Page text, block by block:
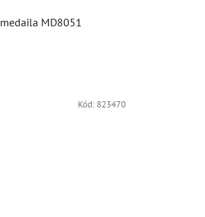
medaila MD8051
Kód: 823470